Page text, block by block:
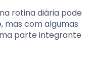
rotina diária pode
mas com algumas
parte integrante